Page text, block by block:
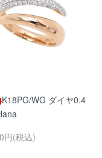
K18PG/WG ダイヤ0.4
円(税込)